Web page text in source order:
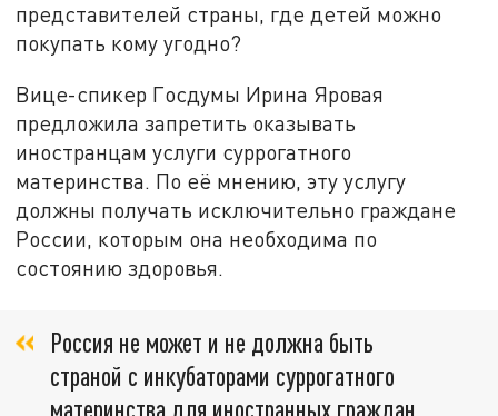
представителей страны, где детей можно
покупать кому угодно?
Вице-спикер Госдумы Ирина Яровая
предложила запретить оказывать
иностранцам услуги суррогатного
материнства. По её мнению, эту услугу
должны получать исключительно граждане
России, которым она необходима по
состоянию здоровья.
Россия не может и не должна быть
страной с инкубаторами суррогатного
материнства для иностранных граждан.